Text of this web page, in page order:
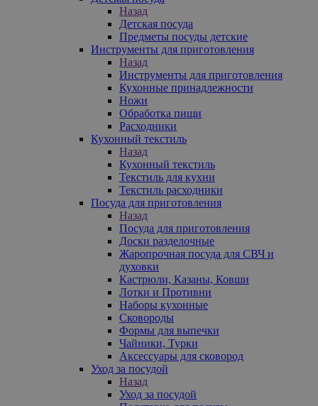
Назад
Детская посуда
Предметы посуды детские
Инструменты для приготовления
Назад
Инструменты для приготовления
Кухонные принадлежности
Ножи
Обработка пищи
Расходники
Кухонный текстиль
Назад
Кухонный текстиль
Текстиль для кухни
Текстиль расходники
Посуда для приготовления
Назад
Посуда для приготовления
Доски разделочные
Жаропрочная посуда для СВЧ и
духовки
Кастрюли, Казаны, Ковши
Лотки и Противни
Наборы кухонные
Сковороды
Формы для выпечки
Чайники, Турки
Аксессуары для сковород
Уход за посудой
Назад
Уход за посудой